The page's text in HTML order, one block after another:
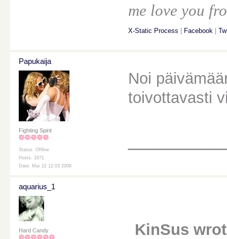
me love you
X-Static Process Facebook
Papukaija
Fighting Spirit
Status: Offline
Posts: 1671
Date: Mar 22 12:03 2006
Noi
toivottavasti
aquarius_1
Hard Candy
KinSus